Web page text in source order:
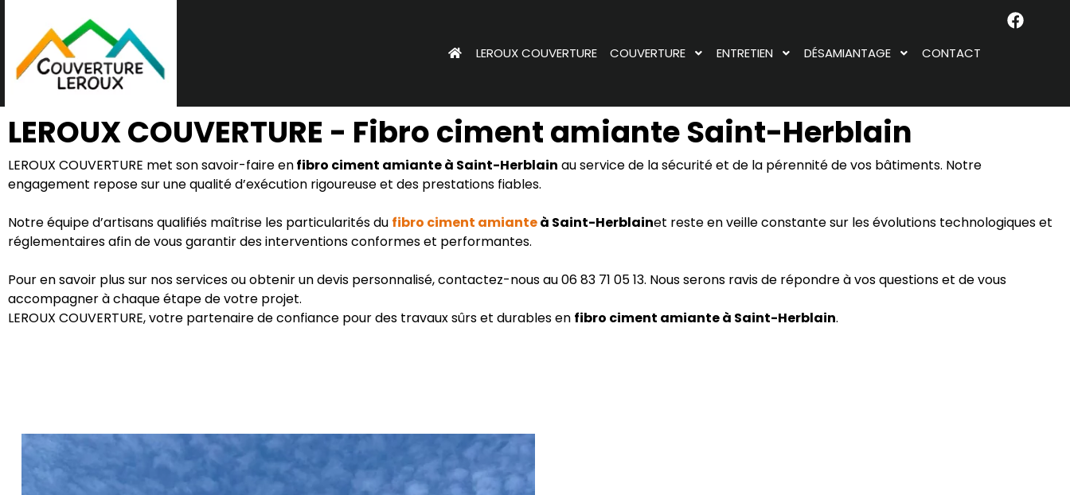
LEROUX COUVERTURE COUVERTURE ENTRETIEN DÉSAMIANTAGE CONTACT
LEROUX COUVERTURE - Fibro ciment amiante Saint-Herblain
LEROUX COUVERTURE met son savoir-faire enfibro ciment amiante à Saint-Herblain au service de la sécurité et de la pérennité de vos bâtiments. Notre
engagement repose sur une qualité d’exécution rigoureuse et des prestations fiables.
Notre équipe d’artisans qualifiés maîtrise les particularités du fibro ciment amianteà Saint-Herblainet reste en veille constante sur les évolutions technologiques et
réglementaires afin de vous garantir des interventions conformes et performantes.
Pour en savoir plus sur nos services ou obtenir un devis personnalisé, contactez-nous au 06 83 71 05 13. Nous serons ravis de répondre à vos questions et de vous
accompagner à chaque étape de votre projet.
LEROUX COUVERTURE, votre partenaire de confiance pour des travaux sûrs et durables en fibro ciment amiante à Saint-Herblain.